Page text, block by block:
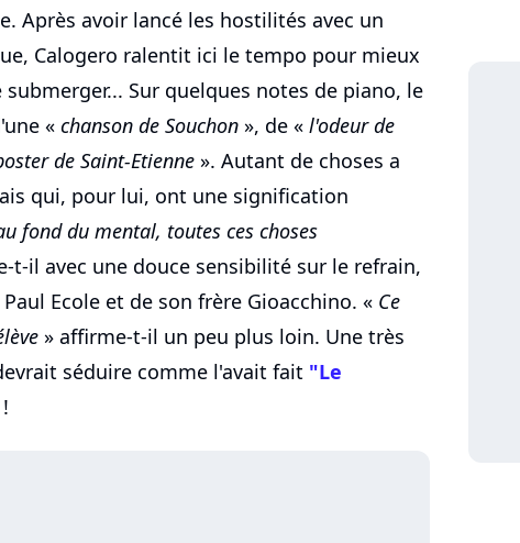
Après avoir lancé les hostilités avec un
Calogero ralentit ici le tempo pour mieux
Sur quelques notes de piano, le
« chanson de Souchon », de « l'odeur de
de Saint-Etienne ». Autant de choses a
qui, pour lui, ont une signification
fond du mental, toutes ces choses
t-il avec une douce sensibilité sur le refrain,
Ecole et de son frère Gioacchino. « Ce
» affirme-t-il un peu plus loin. Une très
séduire comme l'avait fait "Le